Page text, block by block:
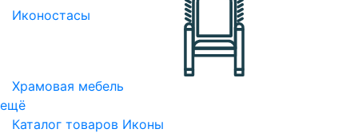
Иконостасы
Храмовая мебель
ещё
Каталог товаров Иконы